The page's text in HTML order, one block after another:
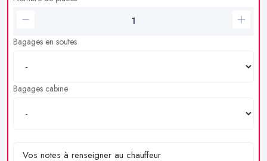
Bagages en soutes
Bagages cabine